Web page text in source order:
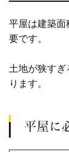
平屋は建築
要です。
土地が狭すぎ
ります。
平屋に